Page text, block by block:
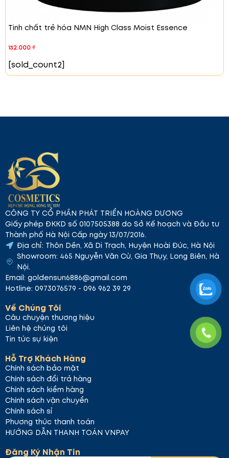
Tinh chất trẻ hóa NMN High Class Moist Essence
132.000₫
[sold_count2]
CÔNG TY CỔ PHẦN PHÁT TRIỂN HOÀNG DƯƠNG
Giấy phép ĐKKD số 0107505388 do Sở Kế hoạch và Đầu tư
Thành phố Hà Nội Cấp ngày 13/07/2016.
Địa chỉ: Thôn Dền, Xã Di Trạch, Huyện Hoài Đức, Hà Nội
Showroom: 465 Nguyễn Văn Cừ, Gia Thụy, Long Biên, Hà
Nội.
Email: goldensun6886@gmail.com
Hotline: 0973076579 - 096 962 39 29
Về Chúng Tôi
Câu chuyện thương hiệu
Liên hệ chúng tôi
Tin tức sự kiện
Hỗ Trợ Khách Hàng
Chính sách bảo mật
Chính sách đổi trả hàng
Chính sách kiểm hàng
Chính sách vận chuyển
Chính sách sỉ
Phương thức thanh toán
HƯỚNG DẪN THANH TOÁN VNPAY
Đăng Ký Nhận Tin